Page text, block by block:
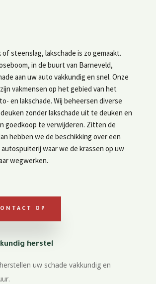
of steenslag, lakschade is zo gemaakt.
in de buurt van Barneveld,
aan uw auto vakkundig en snel. Onze
vakmensen op het gebied van het
en lakschade. Wij beheersen diverse
zonder lakschade uit te deuken en
goedkoop te verwijderen. Zitten de
hebben we de beschikking over een
waar we de krassen op uw
wegwerken.
OP
herstel
uw schade vakkundig en